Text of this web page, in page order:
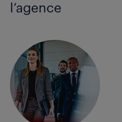
l’agence